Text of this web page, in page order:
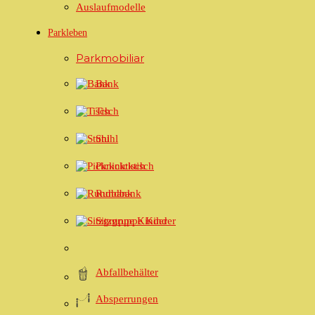
Auslaufmodelle
Parkleben
Parkmobiliar
Bank
Tisch
Stuhl
Picknicktisch
Rundbank
Sitzgruppe Kinder
Abfallbehälter
Absperrungen
Öffnungszeiten
Montag – Donnerstag:
Freitag:
2026 Copyright © Bürli AG - Alle Rechte vorbehalten